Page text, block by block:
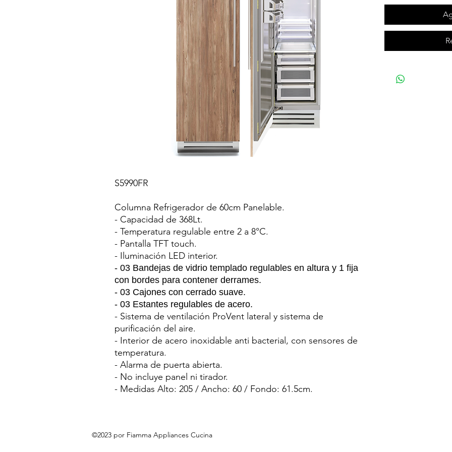
S5990FR
Columna Refrigerador de 60cm Panelable.
- Capacidad de 368Lt.
- Temperatura regulable entre 2 a 8°C.
- Pantalla TFT touch.
- Iluminación LED interior.
- 03 Bandejas de vidrio templado regulables en altura y 1 fija
con bordes para contener derrames.
- 03 Cajones con cerrado suave.
- 03 Estantes regulables de acero.
- Sistema de ventilación ProVent lateral y sistema de
purificación del aire.
- Interior de acero inoxidable anti bacterial, con sensores de
temperatura.
- Alarma de puerta abierta.
- No incluye panel ni tirador.
- Medidas Alto: 205 / Ancho: 60 / Fondo: 61.5cm.
©2023 por Fiamma Appliances Cucina